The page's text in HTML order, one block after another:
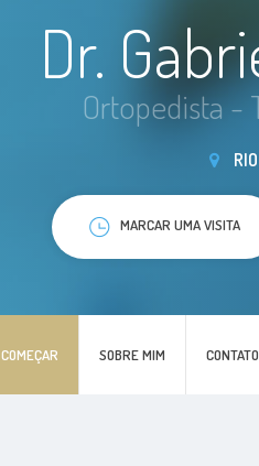
COMEÇAR SOBRE MIM CONTATO
Dr.
Ortopedista -
MARCAR UMA VISITA